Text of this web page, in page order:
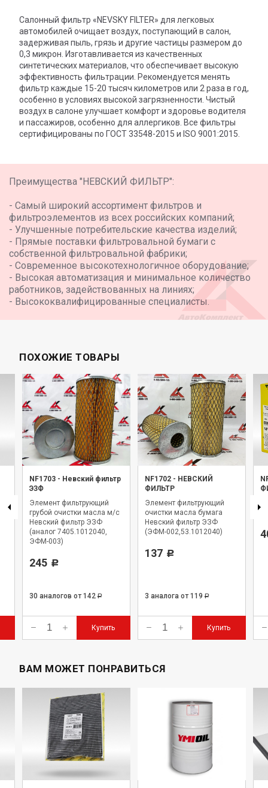
Салонный фильтр «NEVSKY FILTER» для легковых
автомобилей очищает воздух, поступающий в салон,
задерживая пыль, грязь и другие частицы размером до
0,3 микрон. Изготавливается из качественных
синтетических материалов, что обеспечивает высокую
эффективность фильтрации. Рекомендуется менять
фильтр каждые 15-20 тысяч километров или 2 раза в год,
особенно в условиях высокой загрязненности. Чистый
воздух в салоне улучшает комфорт и здоровье водителя
и пассажиров, особенно для аллергиков. Все фильтры
сертифицированы по ГОСТ 33548-2015 и ISO 9001:2015.
Преимущества "НЕВСКИЙ ФИЛЬТР":
- Самый широкий ассортимент фильтров и
фильтроэлементов из всех российских компаний;
- Улучшенные потребительские качества изделий;
- Прямые поставки фильтровальной бумаги с
собственной фильтровальной фабрики;
- Современное высокотехнологичное оборудование;
- Высокая автоматизация и минимальное количество
работников, задействованных на линиях;
- Высококвалифицированные специалисты.
ПОХОЖИЕ ТОВАРЫ
NF1703 - Невский фильтр
ЭЗФ
Элемент фильтрующий
грубой очистки масла м/с
Невский фильтр ЭЗФ
(аналог 7405.1012040,
ЭФМ-003)
245 Р
30 аналогов от 142 Р
Купить
NF1702 - НЕВСКИЙ
ФИЛЬТР
Элемент фильтрующий
очистки масла бумага
Невский фильтр ЭЗФ
(ЭФМ-002,53.1012040)
137 Р
3 аналога от 119 Р
Купить
ВАМ МОЖЕТ ПОНРАВИТЬСЯ